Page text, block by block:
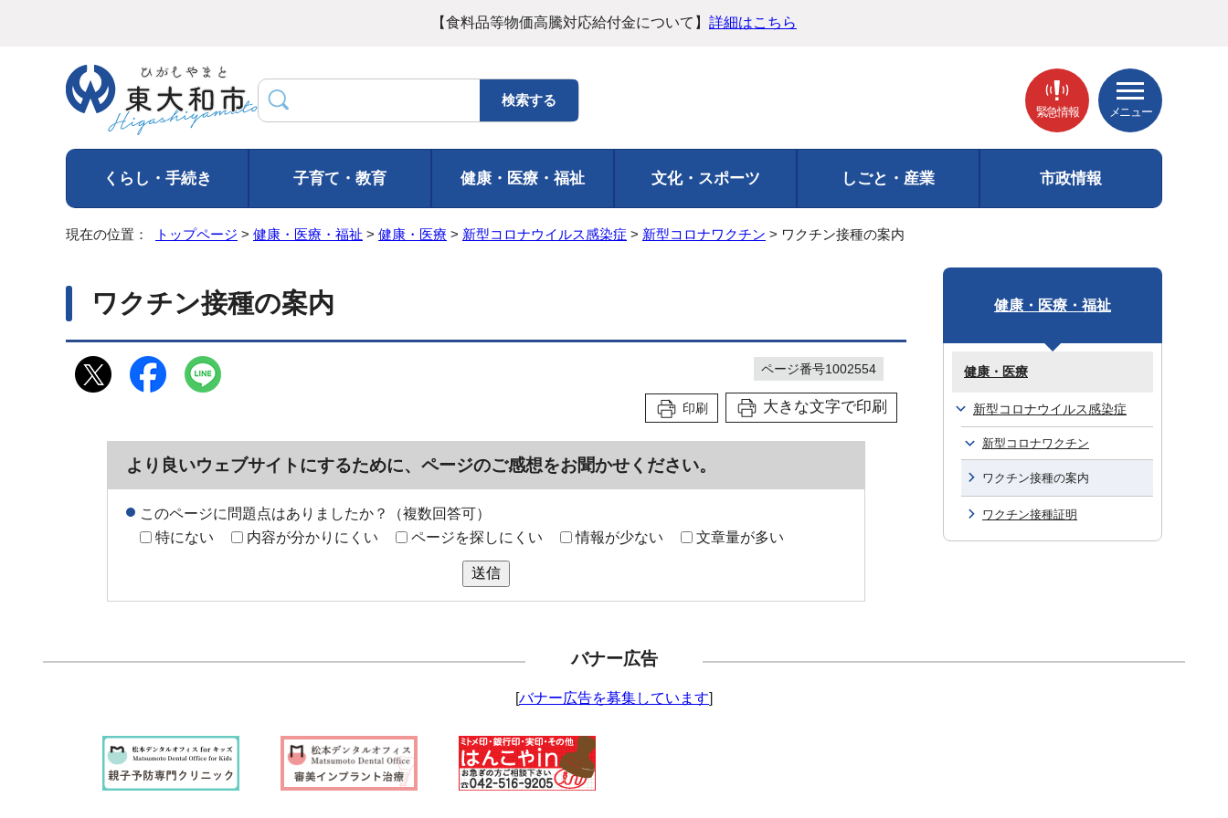
【食料品等物価高騰対応給付金について】 詳細はこちら
緊急情報 メニュー
くらし・手続き 子育て・教育 健康・医療・福祉 文化・スポーツ しごと・産業 市政情報
現在の位置： トップページ > 健康・医療・福祉 > 健康・医療 > 新型コロナウイルス感染症 > 新型コロナワクチン > ワクチン接種の案内
ワクチン接種の案内
ページ番号1002554
印刷 大きな文字で印刷
より良いウェブサイトにするために、ページのご感想をお聞かせください。
このページに問題点はありましたか？（複数回答可）
特にない
内容が分かりにくい ページを探しにくい 情報が少ない 文章量が多い
送信
健康・医療・福祉
健康・医療
新型コロナウイルス感染症
新型コロナワクチン
ワクチン接種の案内
ワクチン接種証明
バナー広告
[バナー広告を募集しています]